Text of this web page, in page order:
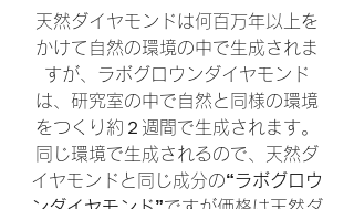
天然ダイヤモンドは何百万年以上を
かけて自然の環境の中で生成されま
すが、ラボグロウンダイヤモンド
は、研究室の中で自然と同様の環境
をつくり約２週間で生成されます。
同じ環境で生成されるので、天然ダ
イヤモンドと同じ成分の“ラボグロウ